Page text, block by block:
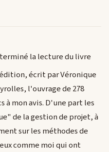
la lecture du livre
écrit par Véronique
l'ouvrage de 278
à mon avis. D'une part les
de la gestion de projet, à
sur les méthodes de
comme moi qui ont